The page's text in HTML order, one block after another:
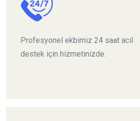
Profesyonel ekbimiz 24 saat acil
destek için hizmetinizde.